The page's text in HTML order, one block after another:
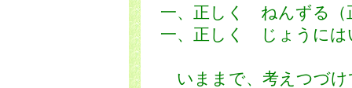
一、正しく ねんずる（
一、正しく じょうには
いままで、考えつづけ